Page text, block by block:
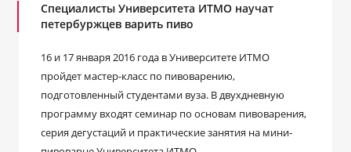
Специалисты Университета ИТМО научат
петербуржцев варить пиво
16 и 17 января 2016 года в Университете ИТМО
пройдет мастер-класс по пивоварению,
подготовленный студентами вуза. В двухдневную
программу входят семинар по основам пивоварения,
серия дегустаций и практические занятия на мини-